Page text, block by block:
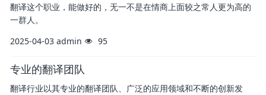
翻译这个职业，能做好的，无一不是在情商上面较之常人更为高的
一群人。
2025-04-03 admin 95
专业的翻译团队
翻译行业以其专业的翻译团队、广泛的应用领域和不断的创新发